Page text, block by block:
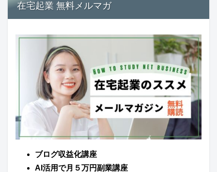
在宅起業 無料メルマガ
ブログ収益化講座
AI活用で月５万円副業講座